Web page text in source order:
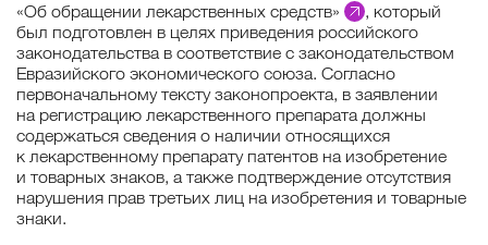
«Об обращении лекарственных средств»
, который
был подготовлен в целях приведения российского
законодательства в соответствие с законодательством
Евразийского экономического союза. Согласно
первоначальному тексту законопроекта, в заявлении
на регистрацию лекарственного препарата должны
содержаться сведения о наличии относящихся
к лекарственному препарату патентов на изобретение
и товарных знаков, а также подтверждение отсутствия
нарушения прав третьих лиц на изобретения и товарные
знаки.